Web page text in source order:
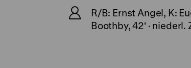
R/B: Ernst Angel, K:
Boothby, 42' · niederl.